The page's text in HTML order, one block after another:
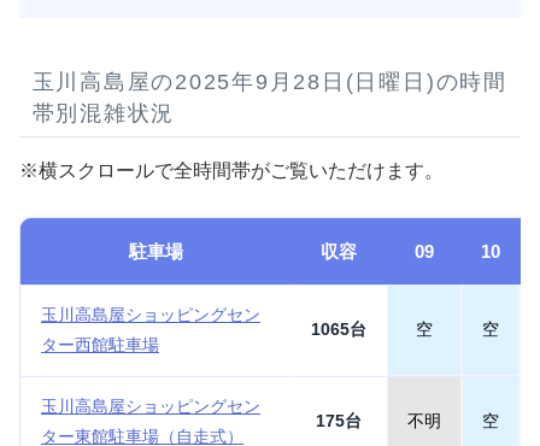
玉川高島屋の2025年9月28日(日曜日)の時間
帯別混雑状況
※横スクロールで全時間帯がご覧いただけます。
駐車場 収容 09 10
玉川高島屋ショッピングセン
ター西館駐車場
1065台 空 空
玉川高島屋ショッピングセン
ター東館駐車場（自走式）
175台 不明 空